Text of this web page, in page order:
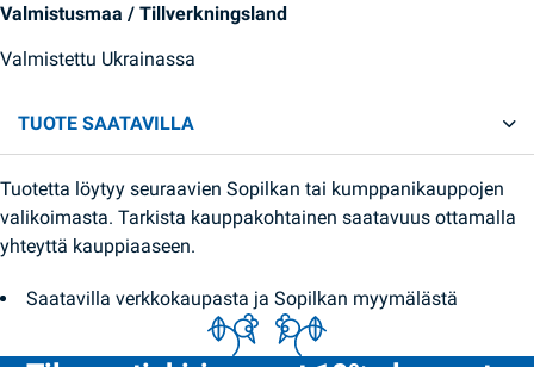
Valmistusmaa / Tillverkningsland
Valmistettu Ukrainassa
TUOTE SAATAVILLA
Tuotetta löytyy seuraavien Sopilkan tai kumppanikauppojen
valikoimasta. Tarkista kauppakohtainen saatavuus ottamalla
yhteyttä kauppiaaseen.
Saatavilla verkkokaupasta ja Sopilkan myymälästä